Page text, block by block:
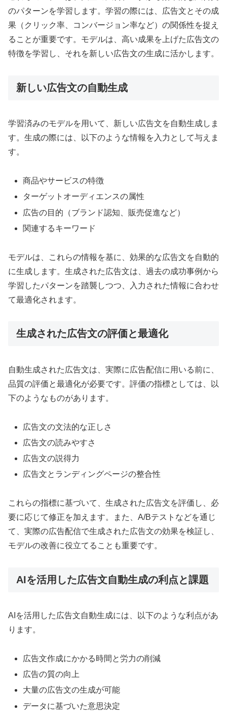
のパターンを学習します。学習の際には、広告文とその成
果（クリック率、コンバージョン率など）の関係性を捉え
ることが重要です。モデルは、高い成果を上げた広告文の
特徴を学習し、それを新しい広告文の生成に活かします。
新しい広告文の自動生成
学習済みのモデルを用いて、新しい広告文を自動生成しま
す。生成の際には、以下のような情報を入力として与えま
す。
商品やサービスの特徴
ターゲットオーディエンスの属性
広告の目的（ブランド認知、販売促進など）
関連するキーワード
モデルは、これらの情報を基に、効果的な広告文を自動的
に生成します。生成された広告文は、過去の成功事例から
学習したパターンを踏襲しつつ、入力された情報に合わせ
て最適化されます。
生成された広告文の評価と最適化
自動生成された広告文は、実際に広告配信に用いる前に、
品質の評価と最適化が必要です。評価の指標としては、以
下のようなものがあります。
広告文の文法的な正しさ
広告文の読みやすさ
広告文の説得力
広告文とランディングページの整合性
これらの指標に基づいて、生成された広告文を評価し、必
要に応じて修正を加えます。また、A/Bテストなどを通じ
て、実際の広告配信で生成された広告文の効果を検証し、
モデルの改善に役立てることも重要です。
AIを活用した広告文自動生成の利点と課題
AIを活用した広告文自動生成には、以下のような利点があ
ります。
広告文作成にかかる時間と労力の削減
広告の質の向上
大量の広告文の生成が可能
データに基づいた意思決定